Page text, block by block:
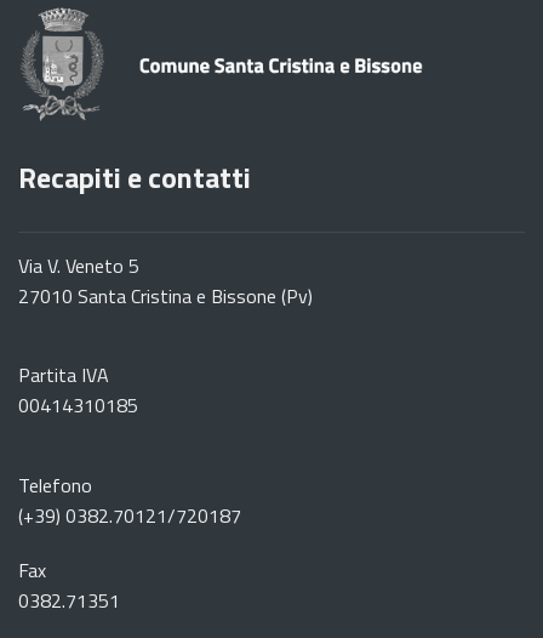
Recapiti e contatti
Via V. Veneto 5
27010 Santa Cristina e Bissone (Pv)
Partita IVA
00414310185
Telefono
(+39) 0382.70121/720187
Fax
0382.71351